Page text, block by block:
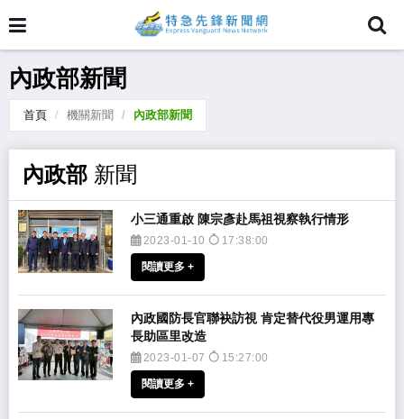
內政部新聞
首頁 機關新聞 內政部新聞
內政部 新聞
​小三通重啟 陳宗彥赴馬祖視察執行情形
2023-01-10 17:38:00
閱讀更多 +
​內政國防長官聯袂訪視 肯定替代役男運用專
長助區里改造
2023-01-07 15:27:00
閱讀更多 +